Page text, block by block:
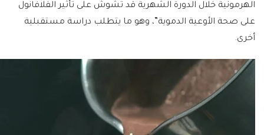
الهرمونية خلال الدورة الشهرية قد تشوش على تأثير الفلافانول
على صحة الأوعية الدموية”، وهو ما يتطلب دراسة مستقبلية
أخرى.